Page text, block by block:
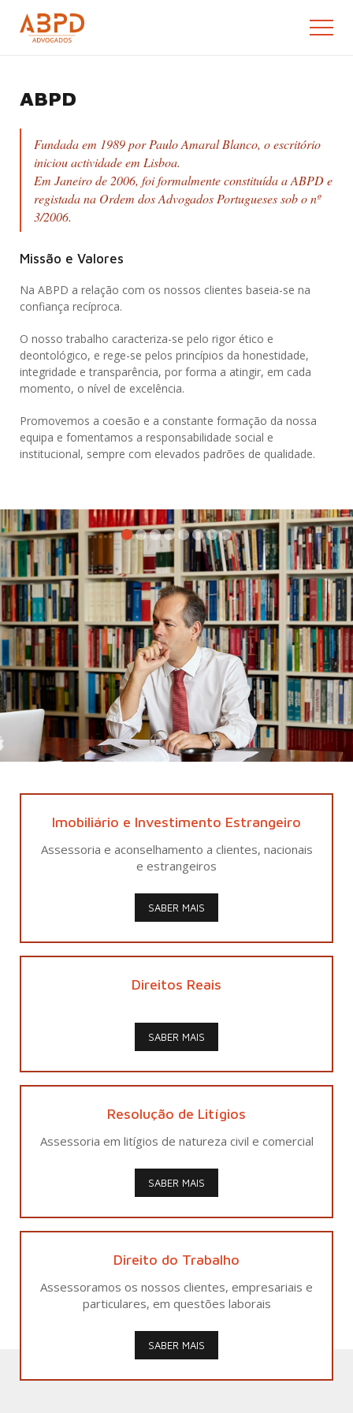
ABPD
Fundada em 1989 por Paulo Amaral Blanco, o escritório
iniciou actividade em Lisboa.
Em Janeiro de 2006, foi formalmente constituída a ABPD e
registada na Ordem dos Advogados Portugueses sob o nº
3/2006.
Missão e Valores
Na ABPD a relação com os nossos clientes baseia-se na
confiança recíproca.
O nosso trabalho caracteriza-se pelo rigor ético e
deontológico, e rege-se pelos princípios da honestidade,
integridade e transparência, por forma a atingir, em cada
momento, o nível de excelência.
Promovemos a coesão e a constante formação da nossa
equipa e fomentamos a responsabilidade social e
institucional, sempre com elevados padrões de qualidade.
Imobiliário e Investimento Estrangeiro
Assessoria e aconselhamento a clientes, nacionais
e estrangeiros
SABER MAIS
Direitos Reais
SABER MAIS
Resolução de Litígios
Assessoria em litígios de natureza civil e comercial
SABER MAIS
Direito do Trabalho
Assessoramos os nossos clientes, empresariais e
particulares, em questões laborais
SABER MAIS